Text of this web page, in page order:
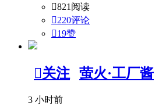
821阅读
220评论
19赞
关注 萤火·工厂酱
3 小时前